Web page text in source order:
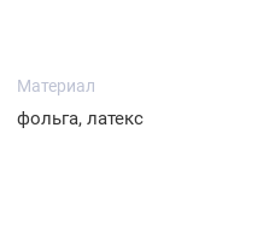
Материал
фольга, латекс